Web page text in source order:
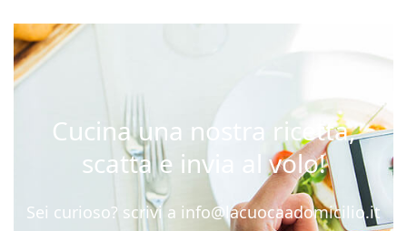
Cucina una nostra ricetta,
scatta e invia al volo!
Sei curioso? scrivi a info@lacuocaadomicilio.it